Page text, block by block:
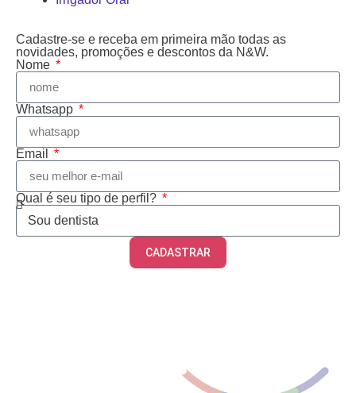
Cadastre-se e receba em primeira mão todas as
novidades, promoções e descontos da N&W.
Nome
Whatsapp
Email
Qual é seu tipo de perfil?
CADASTRAR